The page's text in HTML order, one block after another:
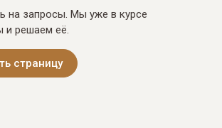
на запросы. Мы уже в курсе
и решаем её.
страницу